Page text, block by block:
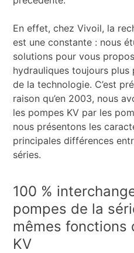
En effet, chez Vivoil, la
est une constante : nous
solutions pour vous
hydrauliques toujours
de la technologie. C’est
raison qu’en 2003, nous
les pompes KV par les
nous présentons les
principales différences
séries.
100 %
pompes de la
mêmes fonctions
KV